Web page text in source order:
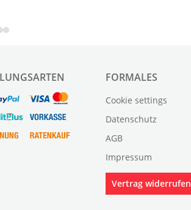
FORMALES
Cookie settings
Datenschutz
AGB
Impressum
Vertrag widerrufen